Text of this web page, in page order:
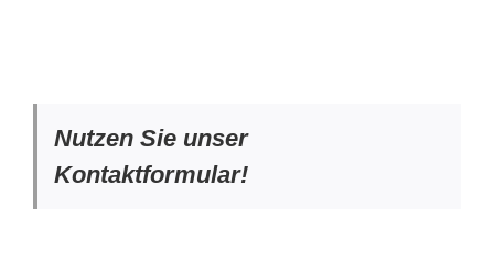
Nutzen Sie unser
Kontaktformular!